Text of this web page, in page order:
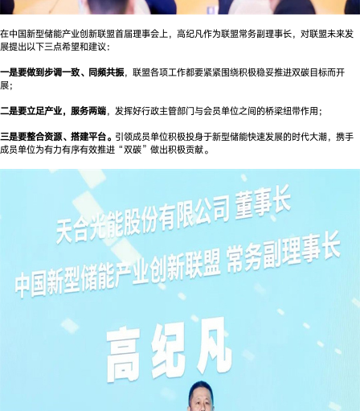
在中国新型储能产业创新联盟首届理事会上，高纪凡作为联盟常务副理事长，对联盟未来发
展提出以下三点希望和建议：
一是要做到步调一致、同频共振，联盟各项工作都要紧紧围绕积极稳妥推进双碳目标而开
展；
二是要立足产业，服务两端，发挥好行政主管部门与会员单位之间的桥梁纽带作用；
三是要整合资源、搭建平台。 引领成员单位积极投身于新型储能快速发展的时代大潮，携手
成员单位为有力有序有效推进“双碳”做出积极贡献。